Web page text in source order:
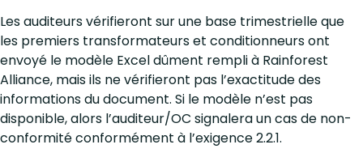
Les auditeurs vérifieront sur une base trimestrielle que
les premiers transformateurs et conditionneurs ont
envoyé le modèle Excel dûment rempli à Rainforest
Alliance, mais ils ne vérifieront pas l’exactitude des
informations du document. Si le modèle n’est pas
disponible, alors l’auditeur/OC signalera un cas de non-
conformité conformément à l’exigence 2.2.1.